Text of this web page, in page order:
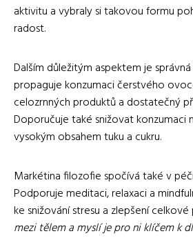
aktivitu a vybraly si takovou formu
radost.
Dalším důležitým aspektem je
propaguje konzumaci čerstvého
celozrnných produktů a dostatečný
Doporučuje také snižovat konzumaci
vysokým obsahem tuku a cukru.
Markétina filozofie spočívá také v
Podporuje meditaci, relaxaci a
ke snižování stresu a zlepšení
mezi tělem a myslí je pro ni klíčem k